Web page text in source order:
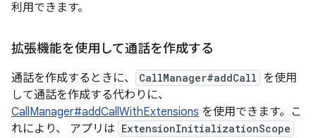
利用できます。
拡張機能を使用して通話を作成する
通話を作成するときに、 CallManager#addCall を使用
して通話を作成する代わりに、
CallManager#addCallWithExtensions を使用できます。こ
れにより、 アプリは ExtensionInitializationScope